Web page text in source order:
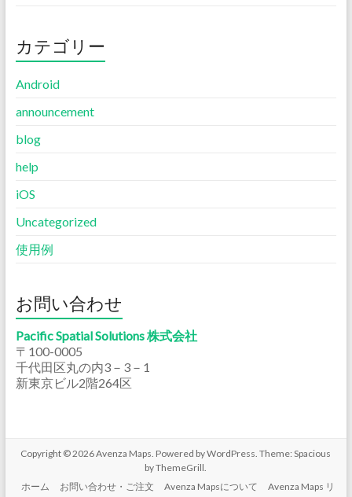
カテゴリー
Android
announcement
blog
help
iOS
Uncategorized
使用例
お問い合わせ
Pacific Spatial Solutions 株式会社
〒100-0005
千代田区丸の内3－3－1
新東京ビル2階264区
Copyright © 2026Avenza Maps. Powered byWordPress. Theme: Spacious
byThemeGrill.
ホーム
お問い合わせ・ご注文 Avenza Mapsについて
Avenza Maps リ